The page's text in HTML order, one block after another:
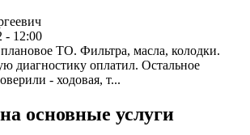
- 12:00
ТО. Фильтра, масла, колодки.
диагностику оплатил. Остальное
- ходовая, т...
основные услуги